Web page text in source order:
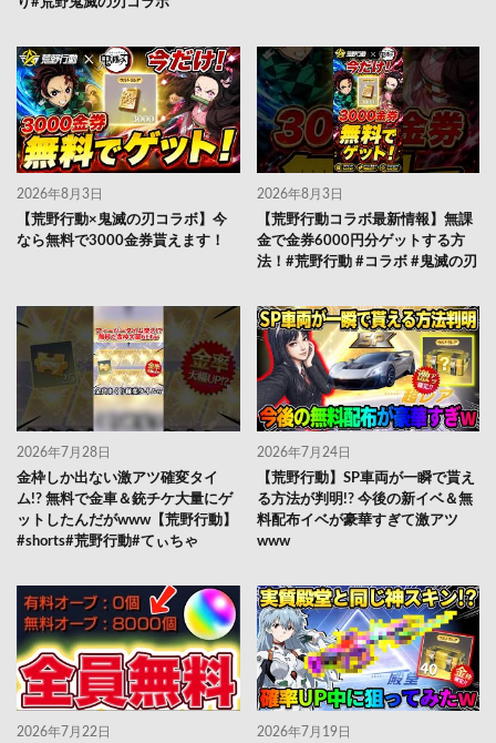
り#荒野鬼滅の刃コラボ
2026年8月3日
【荒野行動×鬼滅の刃コラボ】今
なら無料で3000金券貰えます！
2026年8月3日
【荒野行動コラボ最新情報】無課
金で金券6000円分ゲットする方
法！#荒野行動 #コラボ #鬼滅の刃
2026年7月28日
金枠しか出ない激アツ確変タイ
ム!? 無料で金車＆銃チケ大量にゲ
ットしたんだがwww【荒野行動】
#shorts#荒野行動#てぃちゃ
2026年7月24日
【荒野行動】SP車両が一瞬で貰え
る方法が判明!? 今後の新イベ＆無
料配布イベが豪華すぎて激アツ
www
2026年7月22日 2026年7月19日